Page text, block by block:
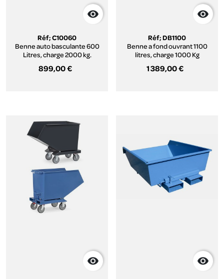

Réf; C10060
Benne auto basculante 600
Litres, charge 2000 kg.
899,00 €

Réf; DB1100
Benne a fond ouvrant 1100
litres, charge 1000 Kg
1 389,00 €
 